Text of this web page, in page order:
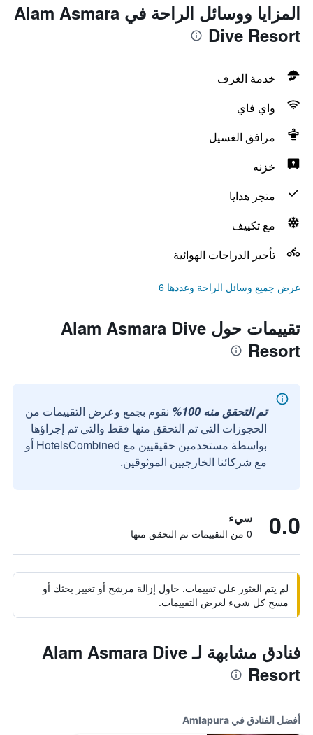
المزايا ووسائل الراحة في Alam Asmara
Dive Resort
خدمة الغرف
واي فاي
مرافق الغسيل
خزنه
متجر هدايا
مع تكييف
تأجير الدراجات الهوائية
عرض جميع وسائل الراحة وعددها 6
تقييمات حول Alam Asmara Dive
Resort
تم التحقق منه 100%
نقوم بجمع وعرض التقييمات من
الحجوزات التي تم التحقق منها فقط والتي تم إجراؤها
بواسطة مستخدمين حقيقيين مع HotelsCombined أو
مع شركائنا الخارجيين الموثوقين.
0.0 سيء
0 من التقييمات تم التحقق منها
لم يتم العثور على تقييمات. حاول إزالة مرشح أو تغيير بحثك أو
مسح كل شيء لعرض التقييمات.
فنادق مشابهة لـ Alam Asmara Dive
Resort
أفضل الفنادق في Amlapura